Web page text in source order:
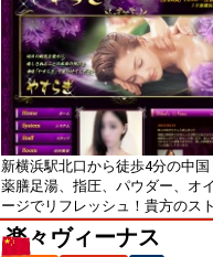
新横浜駅北口から徒歩4分の中
薬膳足湯、指圧、パウダー、オ
ージでリフレッシュ！貴方のス
楽々ヴィーナス